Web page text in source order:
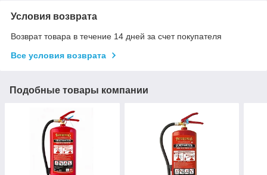
Условия возврата
Возврат товара в течение 14 дней за счет покупателя
Все условия возврата
Подобные товары компании